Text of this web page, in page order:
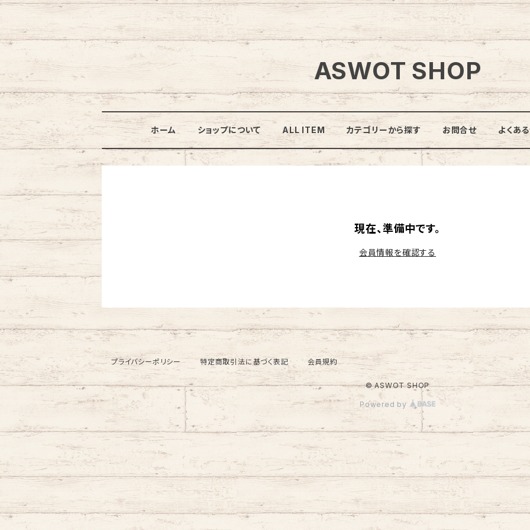
ASWOT SHOP
ホーム ショップについて ALL ITEM カテゴリーから探す お問合せ よくあ
現在、準備中です。
会員情報を確認する
プライバシーポリシー 特定商取引法に基づく表記 会員規約
© ASWOT SHOP
Powered by